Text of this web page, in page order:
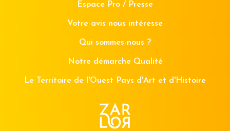
Espace Pro / Presse
Votre avis nous intéresse
Qui sommes-nous ?
Notre démarche Qualité
Le Territoire de l'Ouest Pays d'Art et d'Histoire